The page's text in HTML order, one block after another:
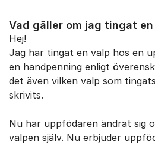
Vad gäller om jag tingat
Hej!
Jag har tingat en valp hos en
en handpenning enligt
det även vilken valp som
skrivits.
Nu har uppfödaren ändrat sig
valpen själv. Nu erbjuder